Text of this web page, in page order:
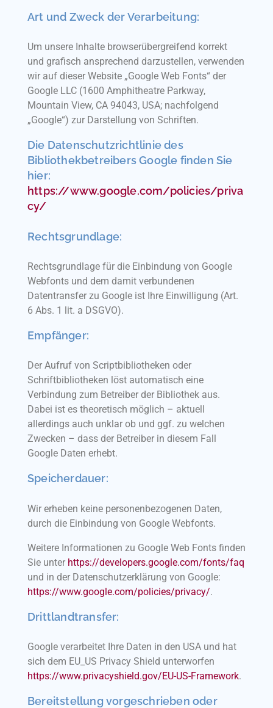
Art und Zweck der Verarbeitung:
Um unsere Inhalte browserübergreifend korrekt
und grafisch ansprechend darzustellen, verwenden
wir auf dieser Website „Google Web Fonts“ der
Google LLC (1600 Amphitheatre Parkway,
Mountain View, CA 94043, USA; nachfolgend
„Google“) zur Darstellung von Schriften.
Die Datenschutzrichtlinie des
Bibliothekbetreibers Google finden Sie
hier:
https://www.google.com/policies/priva
cy/
Rechtsgrundlage:
Rechtsgrundlage für die Einbindung von Google
Webfonts und dem damit verbundenen
Datentransfer zu Google ist Ihre Einwilligung (Art.
6 Abs. 1 lit. a DSGVO).
Empfänger:
Der Aufruf von Scriptbibliotheken oder
Schriftbibliotheken löst automatisch eine
Verbindung zum Betreiber der Bibliothek aus.
Dabei ist es theoretisch möglich – aktuell
allerdings auch unklar ob und ggf. zu welchen
Zwecken – dass der Betreiber in diesem Fall
Google Daten erhebt.
Speicherdauer:
Wir erheben keine personenbezogenen Daten,
durch die Einbindung von Google Webfonts.
Weitere Informationen zu Google Web Fonts finden
Sie unter https://developers.google.com/fonts/faq
und in der Datenschutzerklärung von Google:
https://www.google.com/policies/privacy/.
Drittlandtransfer:
Google verarbeitet Ihre Daten in den USA und hat
sich dem EU_US Privacy Shield unterworfen
https://www.privacyshield.gov/EU-US-Framework.
Bereitstellung vorgeschrieben oder